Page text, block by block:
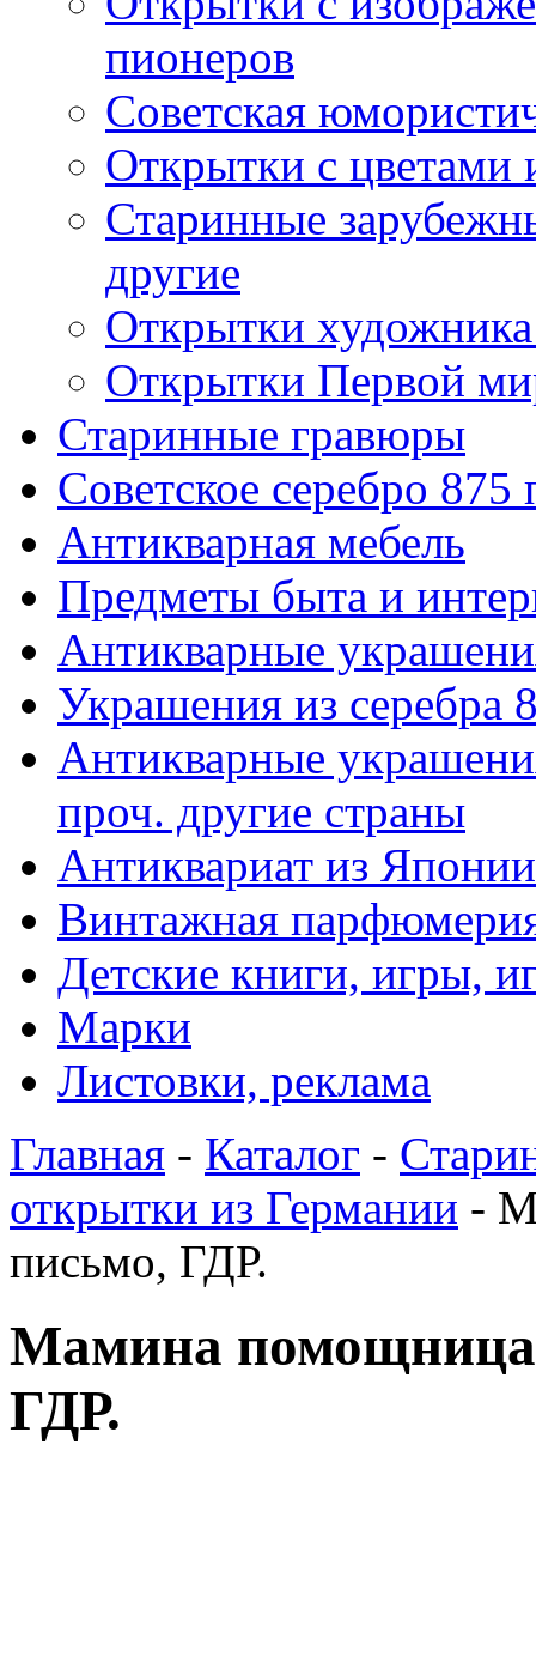
пионеров
Советская
Открытки с цветами
Старинные
другие
Открытки
Открытки Первой
Старинные гравюры
Советское серебро
Антикварная мебель
Предметы быта и
Антикварные
Украшения из серебра
Антикварные
проч. другие страны
Антиквариат из
Винтажная
Детские книги, игры,
Марки
Листовки, реклама
Главная - Каталог -
открытки из Германии -
письмо, ГДР.
Мамина
ГДР.